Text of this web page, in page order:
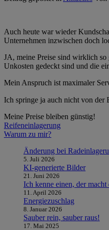
Auch heute war wieder
Unternehmen inzwischen doch
JA, meine Preise sind wirklich so
Unkosten gedeckt sind und die
Mein Anspruch ist maximaler
Ich springe ja auch nicht von der
Meine Preise bleiben günstig!
Beitragsnavigation
Reifeneinlagerung
Warum zu mir?
Änderung bei
5. Juli 2026
KI-generierte Bilder
21. Juni 2026
Ich kenne einen, der macht
11. April 2026
Energiezuschlag
8. Januar 2026
Sauber rein, sauber raus!
17. Mai 2025